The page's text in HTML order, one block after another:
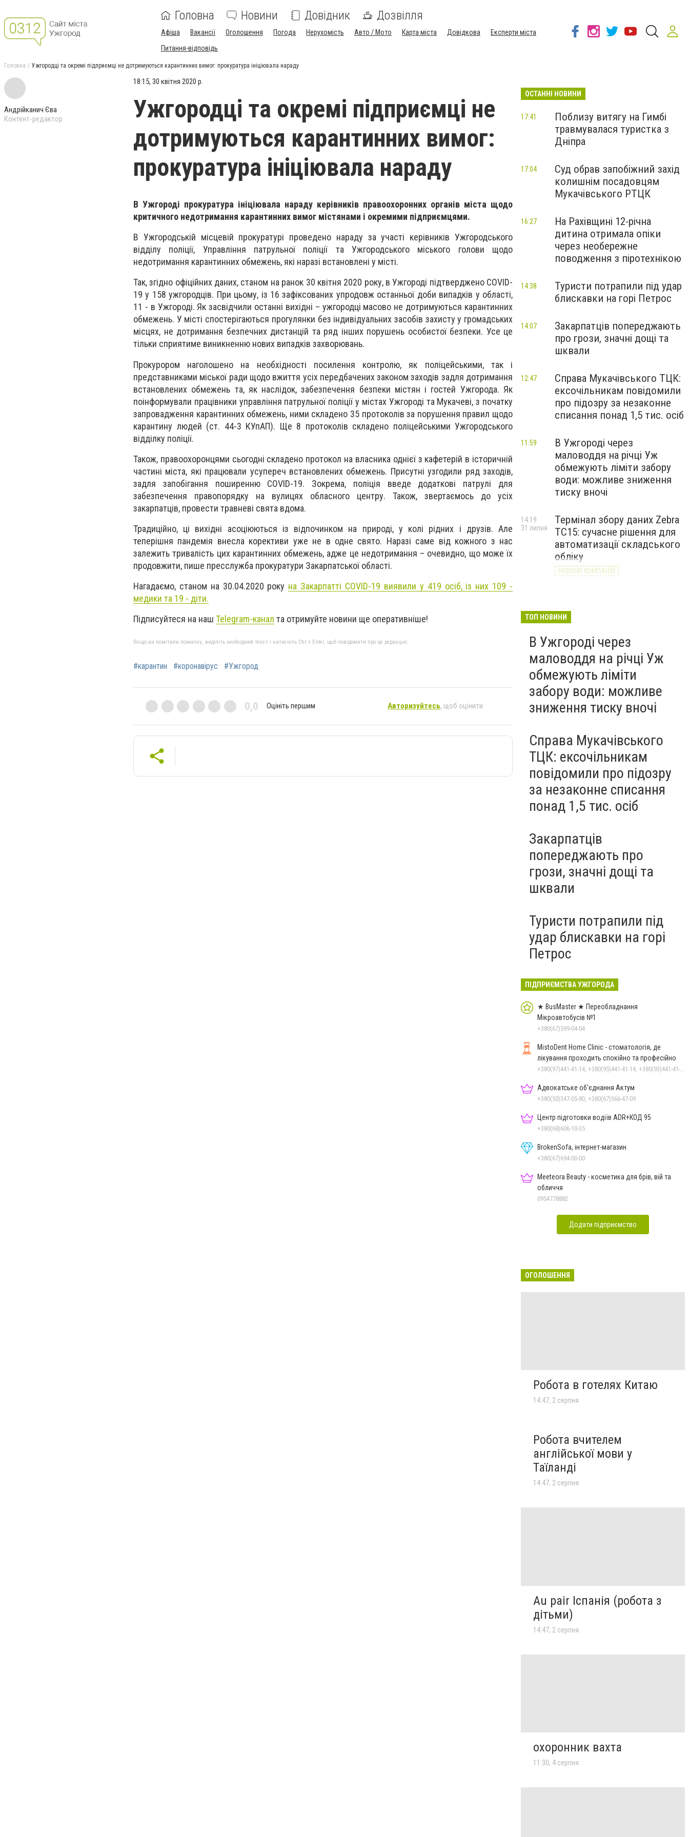
Головна Новини Довідник Дозвілля
Афіша Вакансії Оголошення Погода Нерухомість Авто / Мото Карта міста Довідкова
Експерти міста
Питання-відповідь
Головна Ужгородці та окремі підприємці не дотримуються карантинних вимог: прокуратура ініціювала нараду
Андрійканич Єва
Контент-редактор
18:15, 30 квітня 2020 р.
Ужгородці та окремі підприємці не
дотримуються карантинних вимог:
прокуратура ініціювала нараду
В Ужгороді прокуратура ініціювала нараду керівників правоохоронних органів міста щодо
критичного недотримання карантинних вимог містянами і окремими підприємцями.
В Ужгородській місцевій прокуратурі проведено нараду за участі керівників Ужгородського
відділу поліції, Управління патрульної поліції та Ужгородського міського голови щодо
недотримання карантинних обмежень, які наразі встановлені у місті.
Так, згідно офіційних даних, станом на ранок 30 квітня 2020 року, в Ужгороді підтверджено COVID-
19 у 158 ужгородців. При цьому, із 16 зафіксованих упродовж останньої доби випадків у області,
11 - в Ужгороді. Як засвідчили останні вихідні – ужгородці масово не дотримуються карантинних
обмежень. У місті спостерігаються прогулянки без індивідуальних засобів захисту у громадських
місцях, не дотримання безпечних дистанцій та ряд інших порушень особистої безпеки. Усе це
тільки сприятиме виникненню нових випадків захворювань.
Прокурором наголошено на необхідності посилення контролю, як поліцейськими, так і
представниками міської ради щодо вжиття усіх передбачених законом заходів задля дотримання
встановлених обмежень та, як наслідок, забезпечення безпеки містян і гостей Ужгорода. Як
поінформували працівники управління патрульної поліції у містах Ужгороді та Мукачеві, з початку
запровадження карантинних обмежень, ними складено 35 протоколів за порушення правил щодо
карантину людей (ст. 44-3 КУпАП). Ще 8 протоколів складено поліцейськими Ужгородського
відділку поліції.
Також, правоохоронцями сьогодні складено протокол на власника однієї з кафетерій в історичній
частині міста, які працювали усупереч встановлених обмежень. Присутні узгодили ряд заходів,
задля запобігання поширенню COVID-19. Зокрема, поліція введе додаткові патрулі для
забезпечення правопорядку на вулицях обласного центру. Також, звертаємось до усіх
закарпатців, провести травневі свята вдома.
Традиційно, ці вихідні асоціюються із відпочинком на природі, у колі рідних і друзів. Але
теперішня пандемія внесла корективи уже не в одне свято. Наразі саме від кожного з нас
залежить тривалість цих карантинних обмежень, адже це недотримання – очевидно, що може їх
продовжити, пише пресслужба прокуратури Закарпатської області.
Нагадаємо, станом на 30.04.2020 року на Закарпатті COVID-19 виявили у 419 осіб, із них 109 -
медики та 19 - діти.
Підписуйтеся на наш Telegram-канал та отримуйте новини ще оперативніше!
Якщо ви помітили помилку, виділіть необхідний текст і натисніть Ctrl + Enter, щоб повідомити про це редакцію
#карантин #коронавірус #Ужгород
0,0 Оцініть першим Авторизуйтесь, щоб оцінити
ОСТАННІ НОВИНИ
Поблизу витягу на Гимбі
травмувалася туристка з
Дніпра
17:41
Суд обрав запобіжний захід
колишнім посадовцям
Мукачівського РТЦК
17:04
На Рахівщині 12-річна
дитина отримала опіки
через необережне
поводження з піротехнікою
16:27
Туристи потрапили під удар
блискавки на горі Петрос
14:38
Закарпатців попереджають
про грози, значні дощі та
шквали
14:07
Справа Мукачівського ТЦК:
ексочільникам повідомили
про підозру за незаконне
списання понад 1,5 тис. осіб
12:47
В Ужгороді через
маловоддя на річці Уж
обмежують ліміти забору
води: можливе зниження
тиску вночі
11:59
Термінал збору даних Zebra
TC15: сучасне рішення для
автоматизації складського
обліку
НОВИНИ КОМПАНІЙ
14:19
31 липня
ТОП НОВИНИ
В Ужгороді через
маловоддя на річці Уж
обмежують ліміти
забору води: можливе
зниження тиску вночі
Справа Мукачівського
ТЦК: ексочільникам
повідомили про підозру
за незаконне списання
понад 1,5 тис. осіб
Закарпатців
попереджають про
грози, значні дощі та
шквали
Туристи потрапили під
удар блискавки на горі
Петрос
ПІДПРИЄМСТВА УЖГОРОДА
★ BusMaster ★ Переобладнання
Мікроавтобусів №1
+380(67)599-04-04
MistoDent Home Clinic - стоматологія, де
лікування проходить спокійно та професійно
+380(97)441-41-14, +380(95)441-41-14, +380(93)441-41-14
Адвокатське об'єднання Актум
+380(50)347-05-80, +380(67)566-47-09
Центр підготовки водіїв ADR+КОД 95
+380(68)606-10-35
BrokenSofa, інтернет-магазин
+380(67)694-00-00
Meeteora Beauty - косметика для брів, вій та
обличчя
0954778882
Додати підприємство
ОГОЛОШЕННЯ
Робота в готелях Китаю
14:47, 2 серпня
Робота вчителем
англійської мови у
Таїланді
14:47, 2 серпня
Au pair Іспанія (робота з
дітьми)
14:47, 2 серпня
охоронник вахта
11:30, 4 серпня